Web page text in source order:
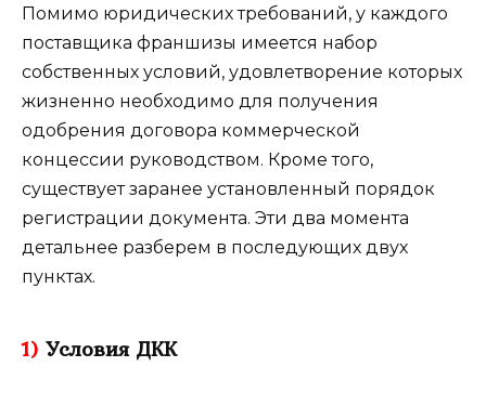
Помимо юридических требований, у каждого
поставщика франшизы имеется набор
собственных условий, удовлетворение которых
жизненно необходимо для получения
одобрения договора коммерческой
концессии руководством. Кроме того,
существует заранее установленный порядок
регистрации документа. Эти два момента
детальнее разберем в последующих двух
пунктах.
1) Условия ДКК